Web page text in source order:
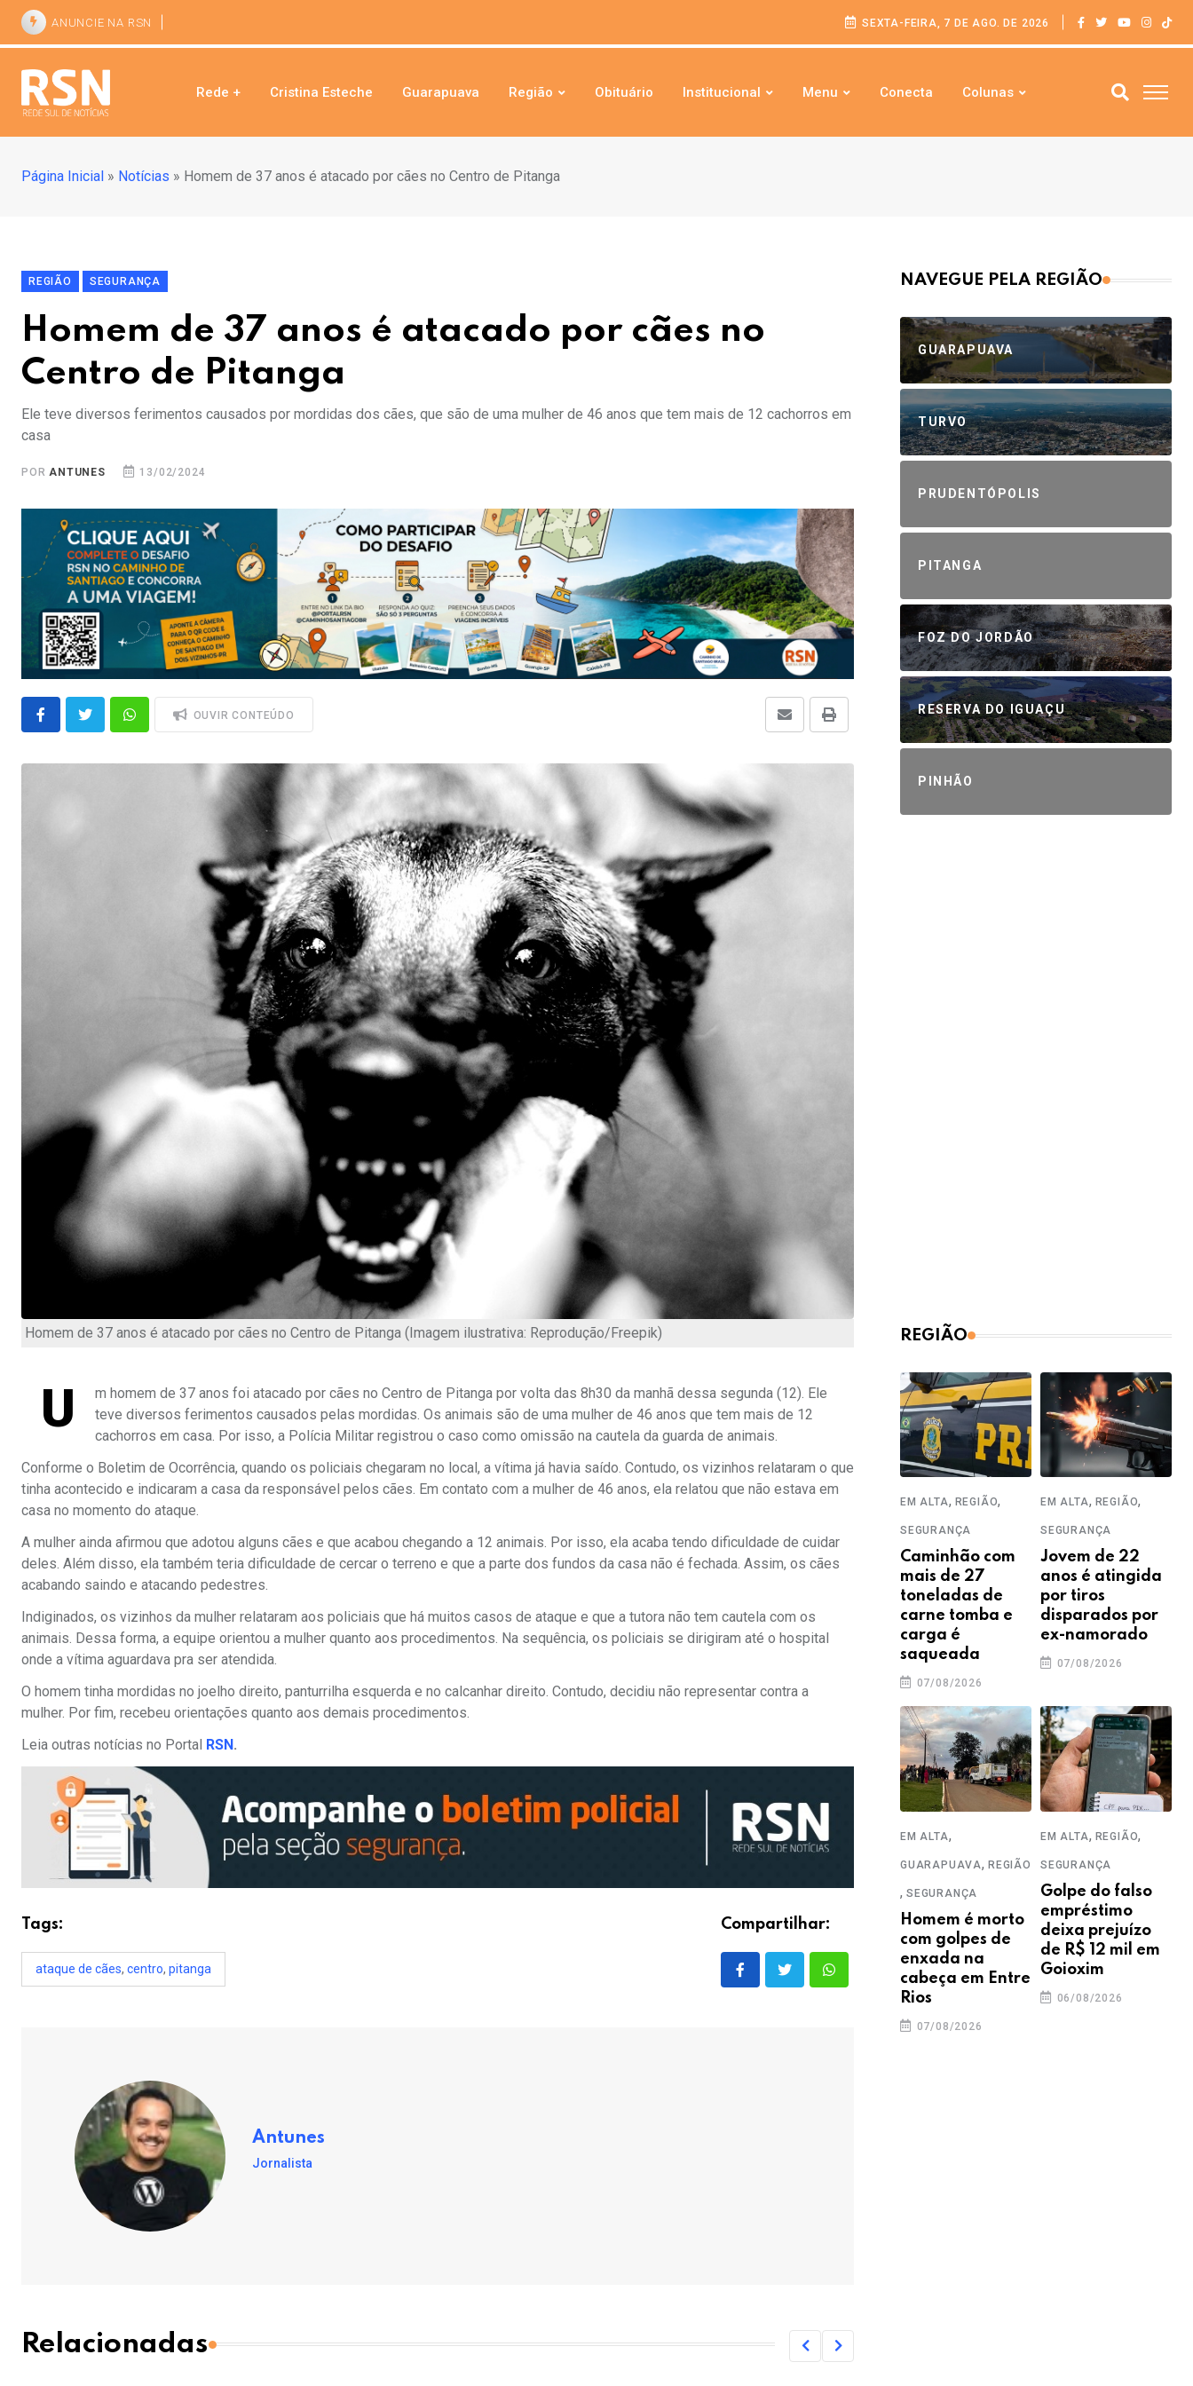
ANUNCIE NA RSN SEXTA-FEIRA, 7 DE AGO. DE 2026
Rede + Cristina Esteche Guarapuava Região Obituário Institucional Menu Conecta Colunas
Página Inicial » Notícias » Homem de 37 anos é atacado por cães no Centro de Pitanga
REGIÃO SEGURANÇA
Homem de 37 anos é atacado por cães no
Centro de Pitanga
Ele teve diversos ferimentos causados por mordidas dos cães, que são de uma mulher de 46 anos que tem mais de 12 cachorros em
casa
PORANTUNES 13/02/2024
OUVIR CONTEÚDO
Homem de 37 anos é atacado por cães no Centro de Pitanga (Imagem ilustrativa: Reprodução/Freepik)
U
m homem de 37 anos foi atacado por cães no Centro de Pitanga por volta das 8h30 da manhã dessa segunda (12). Ele
teve diversos ferimentos causados pelas mordidas. Os animais são de uma mulher de 46 anos que tem mais de 12
cachorros em casa. Por isso, a Polícia Militar registrou o caso como omissão na cautela da guarda de animais.
Conforme o Boletim de Ocorrência, quando os policiais chegaram no local, a vítima já havia saído. Contudo, os vizinhos relataram o que
tinha acontecido e indicaram a casa da responsável pelos cães. Em contato com a mulher de 46 anos, ela relatou que não estava em
casa no momento do ataque.
A mulher ainda afirmou que adotou alguns cães e que acabou chegando a 12 animais. Por isso, ela acaba tendo dificuldade de cuidar
deles. Além disso, ela também teria dificuldade de cercar o terreno e que a parte dos fundos da casa não é fechada. Assim, os cães
acabando saindo e atacando pedestres.
Indiginados, os vizinhos da mulher relataram aos policiais que há muitos casos de ataque e que a tutora não tem cautela com os
animais. Dessa forma, a equipe orientou a mulher quanto aos procedimentos. Na sequência, os policiais se dirigiram até o hospital
onde a vítima aguardava pra ser atendida.
O homem tinha mordidas no joelho direito, panturrilha esquerda e no calcanhar direito. Contudo, decidiu não representar contra a
mulher. Por fim, recebeu orientações quanto aos demais procedimentos.
Leia outras notícias no Portal RSN.
Tags:
ataque de cães, centro, pitanga
Compartilhar:
Antunes
Jornalista
Relacionadas
NAVEGUE PELA REGIÃO
GUARAPUAVA
TURVO
PRUDENTÓPOLIS
PITANGA
FOZ DO JORDÃO
RESERVA DO IGUAÇU
PINHÃO
REGIÃO
EM ALTA, REGIÃO,
SEGURANÇA
Caminhão com
mais de 27
toneladas de
carne tomba e
carga é
saqueada
07/08/2026
EM ALTA, REGIÃO,
SEGURANÇA
Jovem de 22
anos é atingida
por tiros
disparados por
ex-namorado
07/08/2026
EM ALTA,
GUARAPUAVA, REGIÃO
, SEGURANÇA
Homem é morto
com golpes de
enxada na
cabeça em Entre
Rios
07/08/2026
EM ALTA, REGIÃO,
SEGURANÇA
Golpe do falso
empréstimo
deixa prejuízo
de R$ 12 mil em
Goioxim
06/08/2026